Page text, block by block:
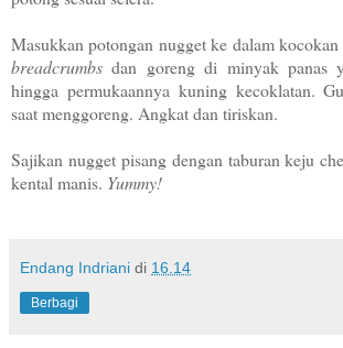
Masukkan potongan nugget ke dalam
breadcrumbs dan goreng di minyak panas
hingga permukaannya kuning kecoklatan.
saat menggoreng. Angkat dan tiriskan.
Sajikan nugget pisang dengan taburan keju
kental manis. Yummy!
Endang Indriani di 16.14
Berbagi